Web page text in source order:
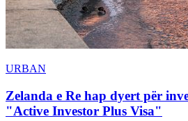
URBAN
Zelanda e Re hap dyert për
"Active Investor Plus Visa"